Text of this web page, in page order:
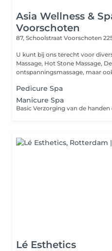
Asia Wellness &
Voorschoten
87, Schoolstraat Voorschoten
U kunt bij ons terecht voor
Massage, Hot Stone Massage,
ontspanningsmassage, maar
Pedicure Spa
Manicure Spa
Lé Esthetics